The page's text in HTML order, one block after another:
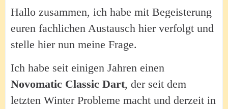
Hallo zusammen, ich habe mit Begeisterung
euren fachlichen Austausch hier verfolgt und
stelle hier nun meine Frage.
Ich habe seit einigen Jahren einen
Novomatic Classic Dart, der seit dem
letzten Winter Probleme macht und derzeit in